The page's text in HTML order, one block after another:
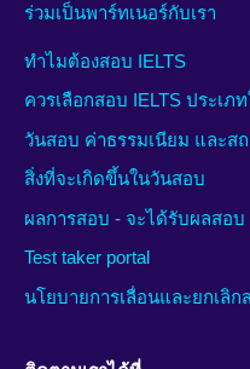
ร่วมเป็นพาร์ทเนอร์กับเรา
ทำไมต้องสอบ IELTS
ควรเลือกสอบ IELTS ประเภ
วันสอบ ค่าธรรมเนียม และส
สิ่งที่จะเกิดขึ้นในวันสอบ
ผลการสอบ - จะได้รับผลสอบ
Test taker portal
นโยบายการเลื่อนและยกเลิก